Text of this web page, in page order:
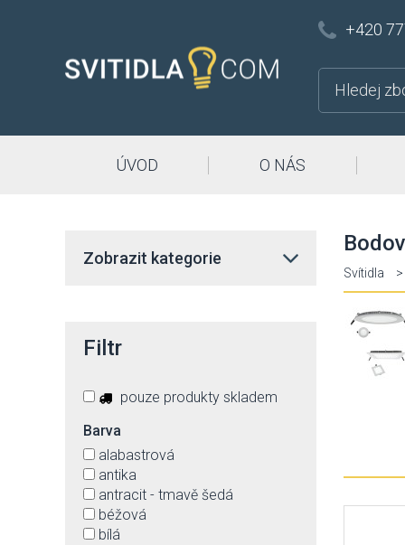
+420
ÚVOD O NÁS
Svítidla >
Zobrazit kategorie
Filtr
pouze produkty skladem
Barva
alabastrová
antika
antracit - tmavě šedá
béžová
bílá